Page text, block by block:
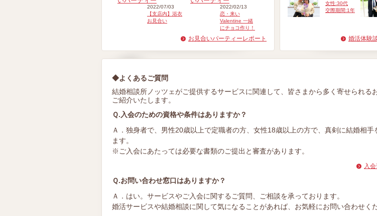
2022/07/03
【支店内】浴衣
お見合い
2022/02/13
恋・来い
Valentine 一緒
にチョコ作り！
お見合いパーティーレポート
女性:30代
交際期間:1年
婚活体験
◆よくあるご質問
結婚相談所ノッツェがご提供するサービスに関連して、皆さまから多く寄せられる
ご紹介いたします。
Ｑ.入会のための資格や条件はありますか？
Ａ．独身者で、男性20歳以上で定職者の方、女性18歳以上の方で、真剣に結婚相手
ます。
※ご入会にあたっては必要な書類のご提出と審査があります。
入
Ｑ.お問い合わせ窓口はありますか？
Ａ．はい。サービスやご入会に関するご質問、ご相談を承っております。
婚活サービスや結婚相談に関して気になることがあれば、お気軽にお問い合わせくだ